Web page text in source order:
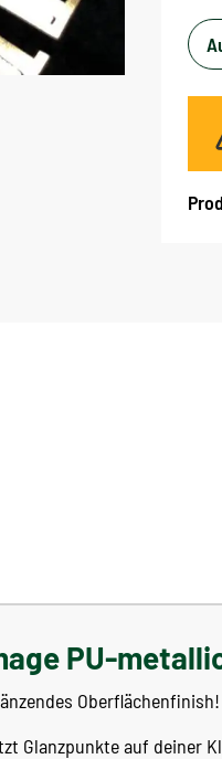
PU-
Oberflächenfinish!
Glanzpunkte auf